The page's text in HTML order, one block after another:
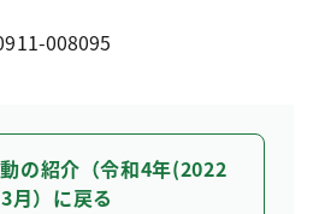
008095
の紹介（令和4年(2022
月）に戻る